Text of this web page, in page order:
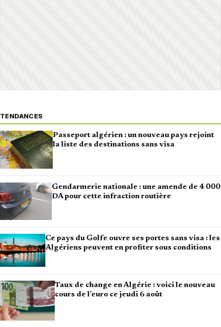
TENDANCES
Passeport algérien : un nouveau pays rejoint
la liste des destinations sans visa
Gendarmerie nationale : une amende de 4 000
DA pour cette infraction routière
Ce pays du Golfe ouvre ses portes sans visa : les
Algériens peuvent en profiter sous conditions
Taux de change en Algérie : voici le nouveau
cours de l’euro ce jeudi 6 août